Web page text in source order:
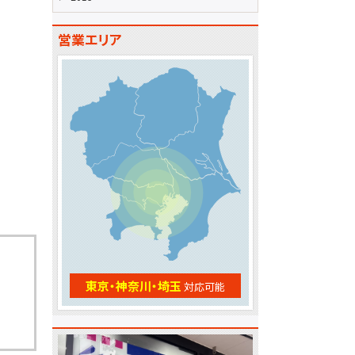
営業エリア
東京・神奈川・埼玉 対応可能